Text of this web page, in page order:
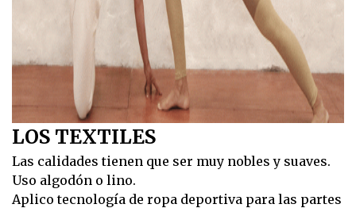
LOS TEXTILES
Las calidades tienen que ser muy nobles y suaves.
Uso algodón o lino.
Aplico tecnología de ropa deportiva para las partes